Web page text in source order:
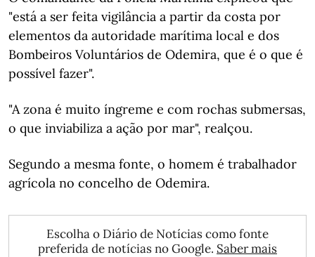
"está a ser feita vigilância a partir da costa por
elementos da autoridade marítima local e dos
Bombeiros Voluntários de Odemira, que é o que é
possível fazer".
"A zona é muito íngreme e com rochas submersas,
o que inviabiliza a ação por mar", realçou.
Segundo a mesma fonte, o homem é trabalhador
agrícola no concelho de Odemira.
Escolha o Diário de Notícias como fonte
preferida de notícias no Google. Saber mais